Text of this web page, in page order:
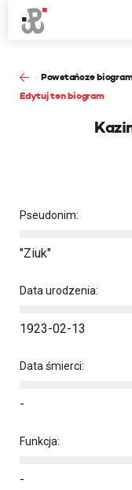
Powstańcze
Edytuj ten biogram
Pseudonim:
"Ziuk"
Data urodzenia:
1923-02-13
Data śmierci:
-
Funkcja:
-